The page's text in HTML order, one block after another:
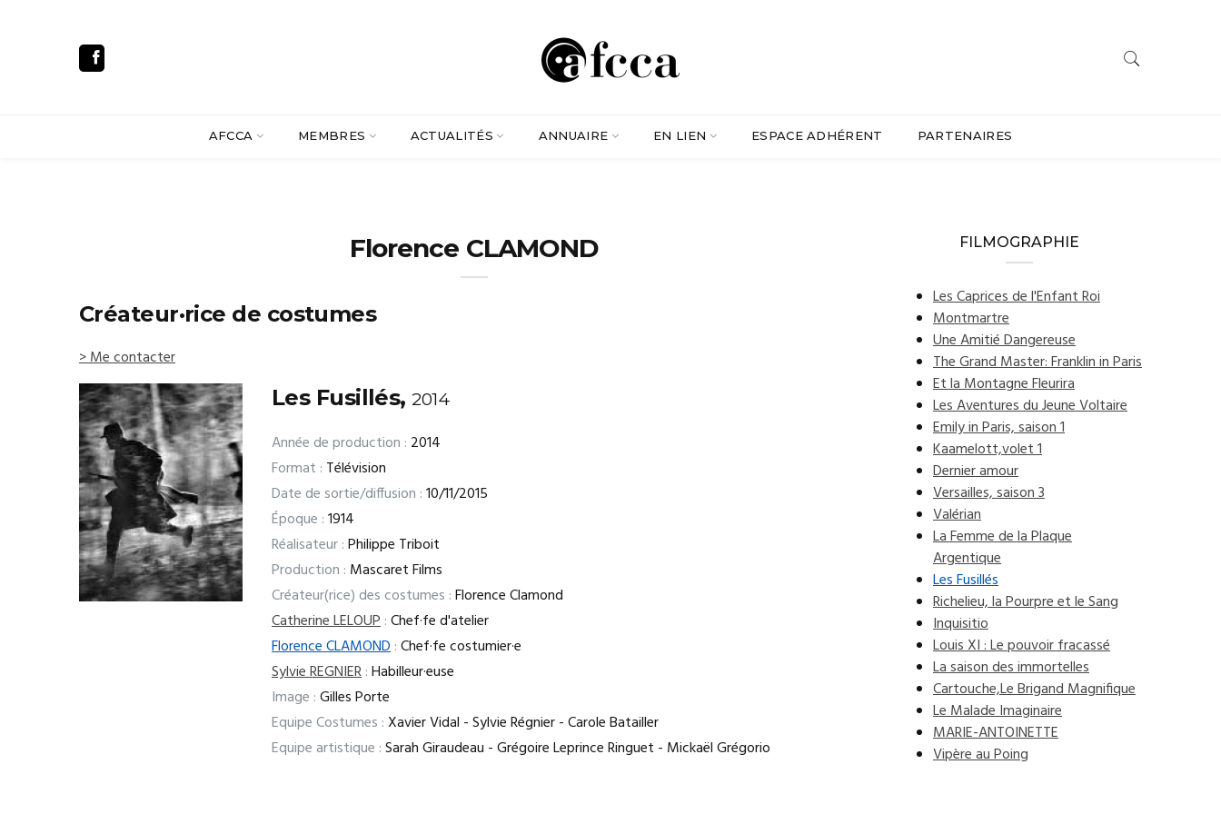
AFCCA MEMBRES ACTUALITÉS ANNUAIRE EN LIEN ESPACE ADHÉRENT PARTENAIRES
Florence CLAMOND
Créateur·rice de costumes
> Me contacter
Les Fusillés,2014
Année de production : 2014
Format : Télévision
Date de sortie/diffusion :10/11/2015
Époque :1914
Réalisateur :Philippe Triboit
Production : Mascaret Films
Créateur(rice) des costumes :Florence Clamond
Catherine LELOUP:Chef·fe d'atelier
Florence CLAMOND:Chef·fe costumier·e
Sylvie REGNIER:Habilleur·euse
Image :Gilles Porte
Equipe Costumes :Xavier Vidal - Sylvie Régnier - Carole Batailler
Equipe artistique :Sarah Giraudeau - Grégoire Leprince Ringuet - Mickaël Grégorio
FILMOGRAPHIE
Les Caprices de l'Enfant Roi
Montmartre
Une Amitié Dangereuse
The Grand Master: Franklin in Paris
Et la Montagne Fleurira
Les Aventures du Jeune Voltaire
Emily in Paris, saison 1
Kaamelott,volet 1
Dernier amour
Versailles, saison 3
Valérian
La Femme de la Plaque
Argentique
Les Fusillés
Richelieu, la Pourpre et le Sang
Inquisitio
Louis XI : Le pouvoir fracassé
La saison des immortelles
Cartouche,Le Brigand Magnifique
Le Malade Imaginaire
MARIE-ANTOINETTE
Vipère au Poing